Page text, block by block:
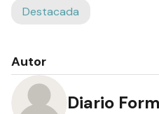
Destacada
Autor
Diario